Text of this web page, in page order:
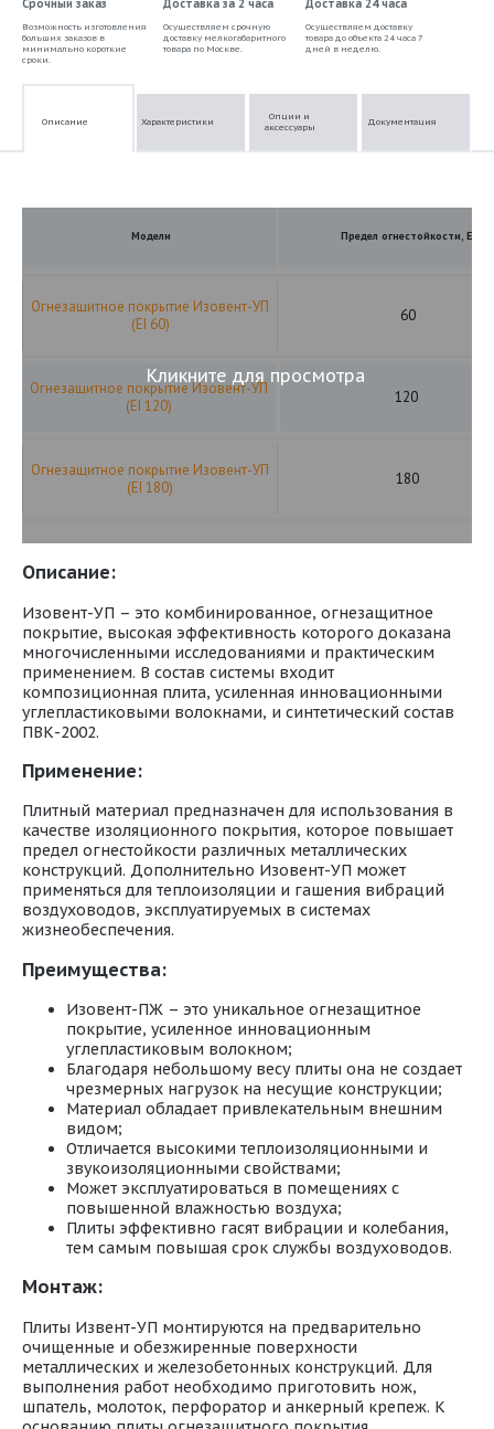
Срочный заказ
Возможность изготовления
больших заказов в
минимально короткие
сроки.
Доставка за 2 часа
Осуществляем срочную
доставку мелкогабаритного
товара по Москве.
Доставка 24 часа
Осуществляем доставку
товара до объекта 24 часа 7
дней в неделю.
Описание Характеристики
Опции и
аксессуары
Документация
Модели Предел огнестойкости, EI
Огнезащитное покрытие Изовент-УП
(EI 60)
60
Огнезащитное покрытие Изовент-УП
(EI 120)
120
Огнезащитное покрытие Изовент-УП
(EI 180)
180
Кликните для просмотра
Описание:
Изовент-УП – это комбинированное, огнезащитное
покрытие, высокая эффективность которого доказана
многочисленными исследованиями и практическим
применением. В состав системы входит
композиционная плита, усиленная инновационными
углепластиковыми волокнами, и синтетический состав
ПВК-2002.
Применение:
Плитный материал предназначен для использования в
качестве изоляционного покрытия, которое повышает
предел огнестойкости различных металлических
конструкций. Дополнительно Изовент-УП может
применяться для теплоизоляции и гашения вибраций
воздуховодов, эксплуатируемых в системах
жизнеобеспечения.
Преимущества:
Изовент-ПЖ – это уникальное огнезащитное
покрытие, усиленное инновационным
углепластиковым волокном;
Благодаря небольшому весу плиты она не создает
чрезмерных нагрузок на несущие конструкции;
Материал обладает привлекательным внешним
видом;
Отличается высокими теплоизоляционными и
звукоизоляционными свойствами;
Может эксплуатироваться в помещениях с
повышенной влажностью воздуха;
Плиты эффективно гасят вибрации и колебания,
тем самым повышая срок службы воздуховодов.
Монтаж:
Плиты Извент-УП монтируются на предварительно
очищенные и обезжиренные поверхности
металлических и железобетонных конструкций. Для
выполнения работ необходимо приготовить нож,
шпатель, молоток, перфоратор и анкерный крепеж. К